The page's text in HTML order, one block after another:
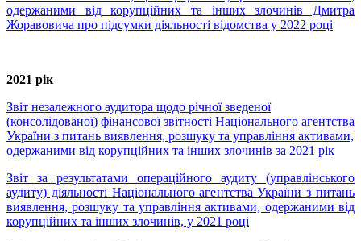
одержаними від корупційних та інших злочинів Дмитра
Жоравовича про підсумки діяльності відомства у 2022 році
2021 рік
Звіт незалежного аудитора щодо річної зведеної
(консолідованої) фінансової звітності Національного агентства
України з питань виявлення, розшуку та управління активами,
одержаними від корупційних та інших злочинів за 2021 рік
Звіт за результатами операційного аудиту (управлінського
аудиту) діяльності Національного агентства України з питань
виявлення, розшуку та управління активами, одержаними від
корупційних та інших злочинів, у 2021 році